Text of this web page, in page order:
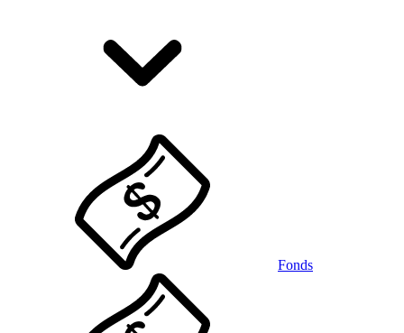
Fonds